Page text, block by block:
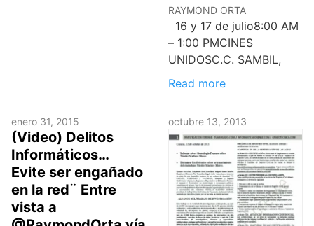
RAYMOND ORTA
16 y 17 de julio8:00 AM
– 1:00 PMCINES
UNIDOSC.C. SAMBIL,
Read more
enero 31, 2015
(Video) Delitos
Informáticos…
Evite ser engañado
en la red¨ Entre
vista a
octubre 13, 2013